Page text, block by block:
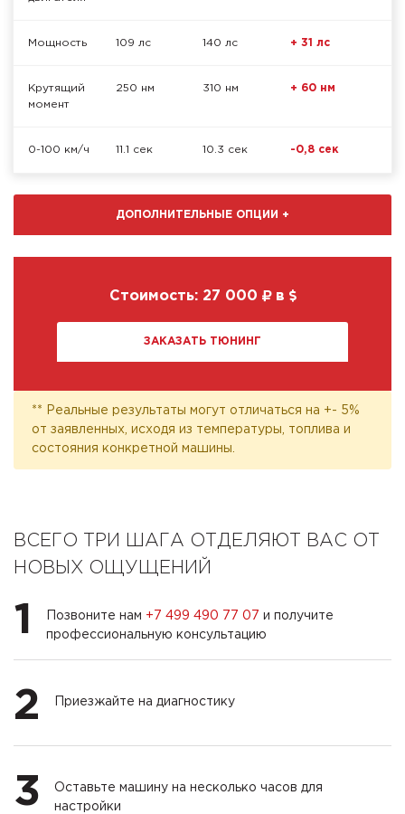
Мощность 109 лс 140 лс + 31 лс
Крутящий
момент
250 нм 310 нм + 60 нм
0-100 км/ч 11.1 сек 10.3 сек -0,8 сек
ДОПОЛНИТЕЛЬНЫЕ ОПЦИИ +
Стоимость: 27 000 в
ЗАКАЗАТЬ ТЮНИНГ
** Реальные результаты могут отличаться на +- 5%
от заявленных, исходя из температуры, топлива и
состояния конкретной машины.
ВСЕГО ТРИ ШАГА ОТДЕЛЯЮТ ВАС ОТ
НОВЫХ ОЩУЩЕНИЙ
1 Позвоните нам +7 499 490 77 07 и получите
профессиональную консультацию
2 Приезжайте на диагностику
3
Оставьте машину на несколько часов для
настройки